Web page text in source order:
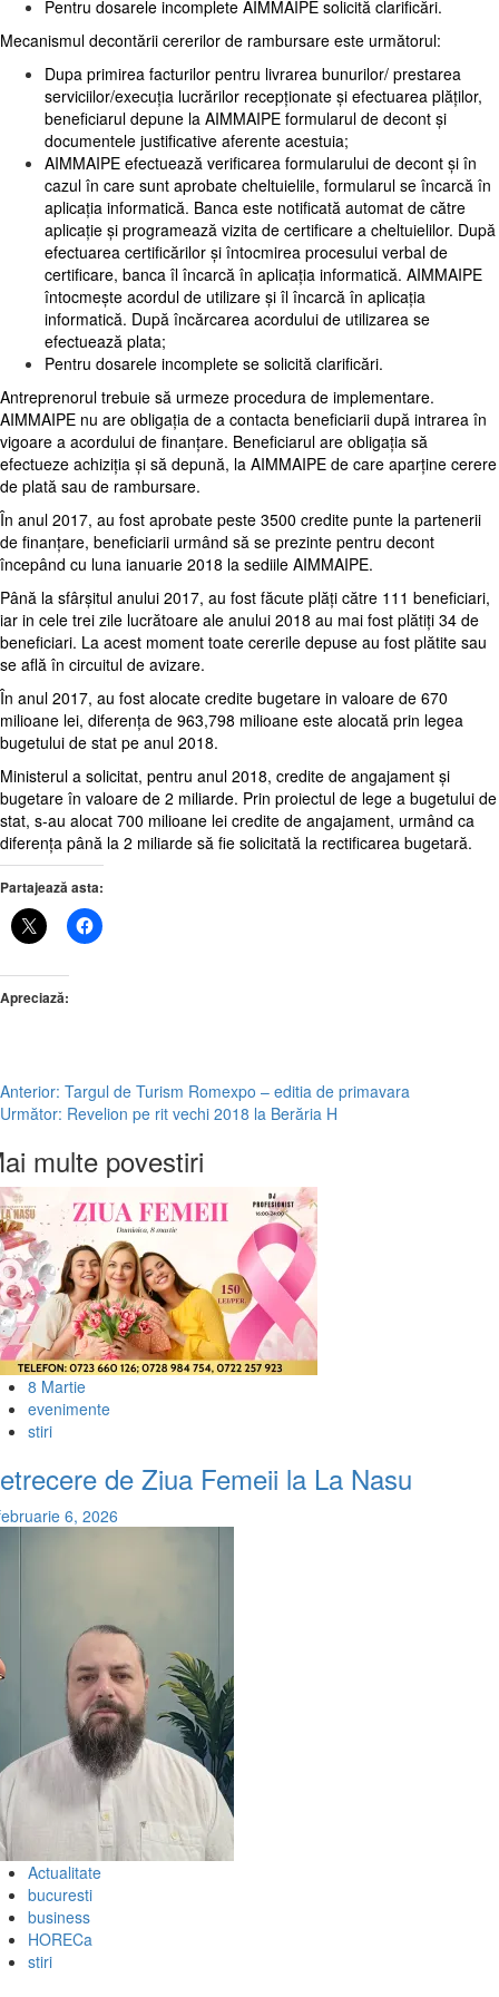
Pentru dosarele incomplete AIMMAIPE solicită clarificări.
Mecanismul decontării cererilor de rambursare este următorul:
Dupa primirea facturilor pentru livrarea bunurilor/ prestarea
serviciilor/execuția lucrărilor recepționate și efectuarea plăților,
beneficiarul depune la AIMMAIPE formularul de decont și
documentele justificative aferente acestuia;
AIMMAIPE efectuează verificarea formularului de decont și în
cazul în care sunt aprobate cheltuielile, formularul se încarcă în
aplicația informatică. Banca este notificată automat de către
aplicație și programează vizita de certificare a cheltuielilor. După
efectuarea certificărilor și întocmirea procesului verbal de
certificare, banca îl încarcă în aplicația informatică. AIMMAIPE
întocmește acordul de utilizare și îl încarcă în aplicația
informatică. După încărcarea acordului de utilizarea se
efectuează plata;
Pentru dosarele incomplete se solicită clarificări.
Antreprenorul trebuie să urmeze procedura de implementare.
AIMMAIPE nu are obligația de a contacta beneficiarii după intrarea în
vigoare a acordului de finanțare. Beneficiarul are obligația să
efectueze achiziția și să depună, la AIMMAIPE de care aparține cerere
de plată sau de rambursare.
În anul 2017, au fost aprobate peste 3500 credite punte la partenerii
de finanțare, beneficiarii urmând să se prezinte pentru decont
începând cu luna ianuarie 2018 la sediile AIMMAIPE.
Până la sfârșitul anului 2017, au fost făcute plăți către 111 beneficiari,
iar in cele trei zile lucrătoare ale anului 2018 au mai fost plătiți 34 de
beneficiari. La acest moment toate cererile depuse au fost plătite sau
se află în circuitul de avizare.
În anul 2017, au fost alocate credite bugetare in valoare de 670
milioane lei, diferența de 963,798 milioane este alocată prin legea
bugetului de stat pe anul 2018.
Ministerul a solicitat, pentru anul 2018, credite de angajament și
bugetare în valoare de 2 miliarde. Prin proiectul de lege a bugetului de
stat, s-au alocat 700 milioane lei credite de angajament, urmând ca
diferența până la 2 miliarde să fie solicitată la rectificarea bugetară.
Partajează asta:
Apreciază:
Post
navigation
Anterior: Targul de Turism Romexpo – editia de primavara
Următor: Revelion pe rit vechi 2018 la Berăria H
multe povestiri
8 Martie
evenimente
stiri
de Ziua Femeii la La Nasu
6, 2026
Actualitate
bucuresti
business
HORECa
stiri